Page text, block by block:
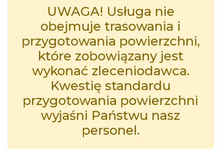
UWAGA! Usługa nie
obejmuje trasowania i
przygotowania powierzchni,
które zobowiązany jest
wykonać zleceniodawca.
Kwestię standardu
przygotowania powierzchni
wyjaśni Państwu nasz
personel.